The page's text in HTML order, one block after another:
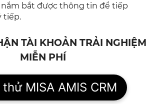
bắt được thông tin để tiếp
tiếp.
TÀI KHOẢN TRẢI NGHIỆM
MIỄN PHÍ
MISA AMIS CRM